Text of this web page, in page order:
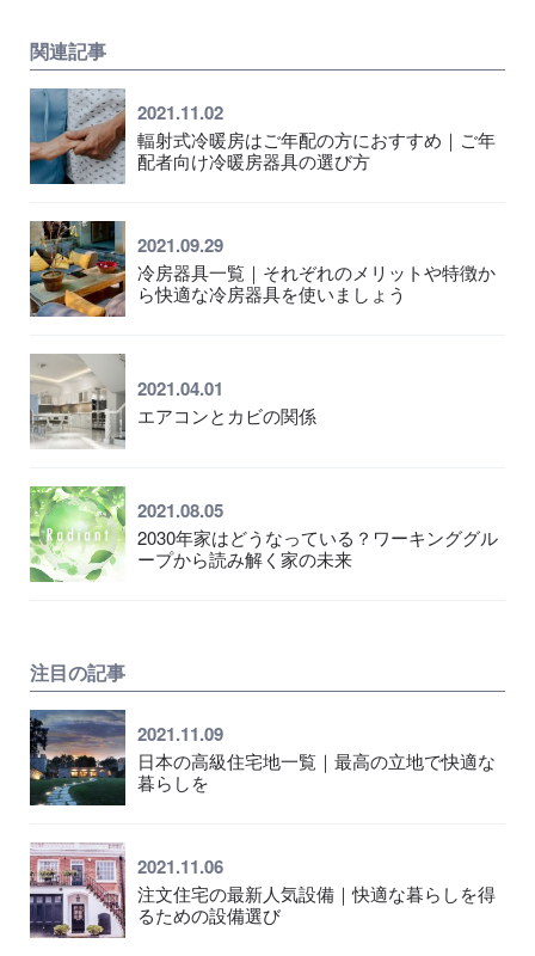
関連記事
2021.11.02
輻射式冷暖房はご年配の方におすすめ｜ご年
配者向け冷暖房器具の選び方
2021.09.29
冷房器具一覧｜それぞれのメリットや特徴か
ら快適な冷房器具を使いましょう
2021.04.01
エアコンとカビの関係
2021.08.05
2030年家はどうなっている？ワーキンググル
ープから読み解く家の未来
注目の記事
2021.11.09
日本の高級住宅地一覧｜最高の立地で快適な
暮らしを
2021.11.06
注文住宅の最新人気設備｜快適な暮らしを得
るための設備選び